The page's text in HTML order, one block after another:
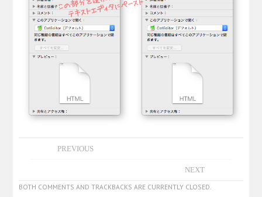
PREVIOUS
NEXT
BOTH COMMENTS AND TRACKBACKS ARE CURRENTLY CLOSED.